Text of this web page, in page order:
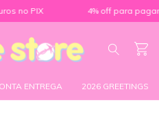
no PIX 4% off para
ENTREGA 2026 GREETINGS